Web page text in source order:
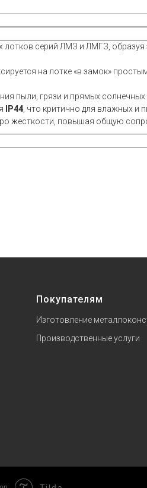
лотков серий ЛМЗ и ЛМГЗ, образуя
на лотке «в замок»
пыли, грязи и прямых солнечных
IP44 , что критично для влажных и
жесткости, повышая общую
Покупателям
Изготовление
Производственные услуги